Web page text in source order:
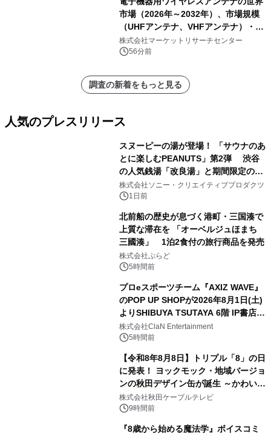
市場（2026年～2032年）、市場規模
（UHFアンテナ、VHFアンテナ）・分
析レポートを発表
株式会社マーケットリサーチセンター
56分前
調査の新着をもっと見る
人気のプレスリリース
スヌーピーの湯が登場！ 「サウナのあ
とに楽しむPEANUTS」第2弾 渋谷
の人気銭湯「改良湯」と期間限定のコ
ラボレーション サウナイキタイコラ
ボグッズも発売決定！
株式会社ソニー・クリエイティブプロダクツ
1日前
北前船の歴史が息づく港町・三国湊で
上質な滞在を 「オーベルジュほまち
三國湊」 1泊2食付の旅行商品を発売
株式会社ぷらど
5時間前
プロeスポーツチーム『AXIZ WAVE』
のPOP UP SHOPが2026年8月1日(土)
よりSHIBUYA TSUTAYA 6階 IP書店で
開催決定！！
株式会社ClaN Entertainment
5時間前
【令和8年8月8日】トリプル「8」の日
に発表！ ヨックモック・地域バージョ
ンの秋田デザイン缶が誕生 ～かわいい
秋田犬の子犬と秋田の四季と名所を巡
るパッケージ～ 9月1日(火)秋田県内で
株式会社秋田ケーブルテレビ
9時間前
『8歳から始める魔法学』ボイスコミ